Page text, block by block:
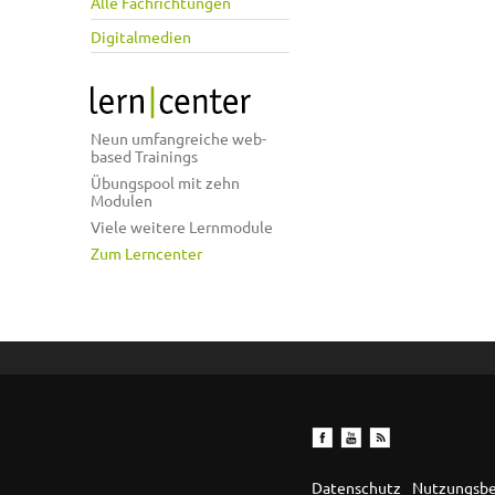
Digitalmedien
Neun umfangreiche web-
based Trainings
Übungspool mit zehn
Modulen
Viele weitere Lernmodule
Zum Lerncenter
Datenschutz